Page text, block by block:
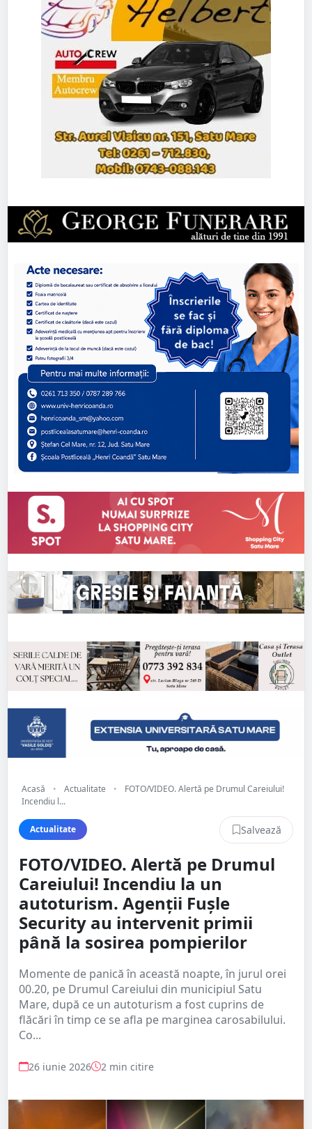
Acasă • Actualitate •
FOTO/VIDEO. Alertă pe Drumul Careiului!
Incendiu l...
Actualitate Salvează
FOTO/VIDEO. Alertă pe Drumul
Careiului! Incendiu la un
autoturism. Agenții Fușle
Security au intervenit primii
până la sosirea pompierilor
Momente de panică în această noapte, în jurul orei
00.20, pe Drumul Careiului din municipiul Satu
Mare, după ce un autoturism a fost cuprins de
flăcări în timp ce se afla pe marginea carosabilului.
Co...
26 iunie 2026 2 min citire